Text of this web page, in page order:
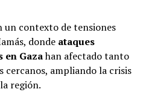
un contexto de tensiones
donde ataques
en Gazahan afectado tanto
cercanos, ampliando la crisis
región.